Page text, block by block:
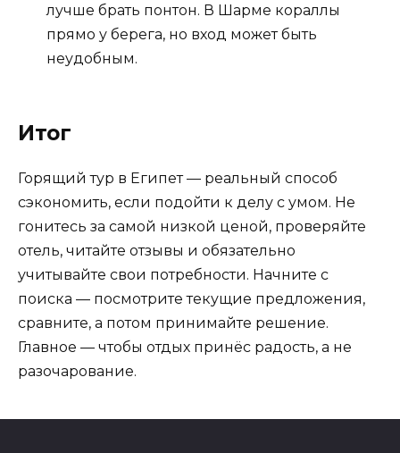
лучше брать понтон. В Шарме кораллы
прямо у берега, но вход может быть
неудобным.
Итог
Горящий тур в Египет — реальный способ
сэкономить, если подойти к делу с умом. Не
гонитесь за самой низкой ценой, проверяйте
отель, читайте отзывы и обязательно
учитывайте свои потребности. Начните с
поиска — посмотрите текущие предложения,
сравните, а потом принимайте решение.
Главное — чтобы отдых принёс радость, а не
разочарование.